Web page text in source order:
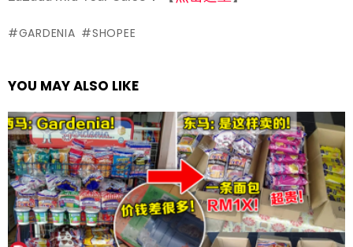
GARDENIA SHOPEE
YOU MAY ALSO LIKE